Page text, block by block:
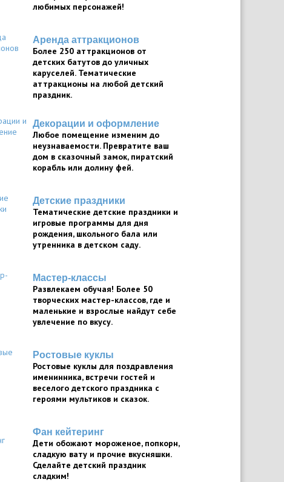
любимых персонажей!
Аренда аттракционов
Более 250 аттракционов от
детских батутов до уличных
каруселей. Тематические
аттракционы на любой детский
праздник.
Декорации и оформление
Любое помещение изменим до
неузнаваемости. Превратите ваш
дом в сказочный замок, пиратский
корабль или долину фей.
Детские праздники
Тематические детские праздники и
игровые программы для дня
рождения, школьного бала или
утренника в детском саду.
Мастер-классы
Развлекаем обучая! Более 50
творческих мастер-классов, где и
маленькие и взрослые найдут себе
увлечение по вкусу.
Ростовые куклы
Ростовые куклы для поздравления
именинника, встречи гостей и
веселого детского праздника с
героями мультиков и сказок.
Фан кейтеринг
Дети обожают мороженое, попкорн,
сладкую вату и прочие вкусняшки.
Сделайте детский праздник
сладким!